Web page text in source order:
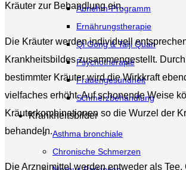
Abnehm-Programm
Ernährungstherapie
Qi Gong & Taiji Quan
Psychotherapie
Frauengesundheit
Schmerzbehandlung
Krankheitsbilder
Asthma bronchiale
Chronische Schmerzen
Kräuter zur Behandlung ein.
Die Kräuter werden individuell
Krankheitsbildes zusammengestellt.
bestimmter Kräuter wird die Wirkkraft
vielfaches erhöht. Auf schonende Weise
Kräuterkombinationen so die Wurzel der
behandeln.
Die Arzneimittel werden entweder als Tee,